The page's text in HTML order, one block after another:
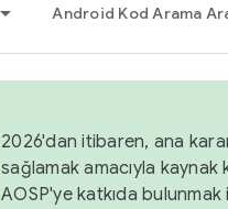
Android Kod Arama
2026'dan itibaren, ana
sağlamak amacıyla
AOSP'ye katkıda bulunmak